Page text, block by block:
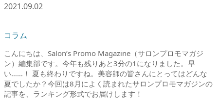
2021.09.02
コラム
こんにちは、Salon’s Promo Magazine（サロンプロモマガジ
ン）編集部です。今年も残りあと3分の1になりました。早
い……！ 夏も終わりですね。美容師の皆さんにとってはどんな
夏でしたか？今回は8月によく読まれたサロンプロモマガジンの
記事を、ランキング形式でお届けします！